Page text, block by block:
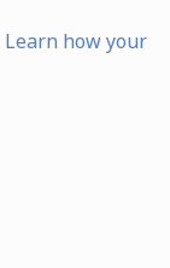
Learn how your